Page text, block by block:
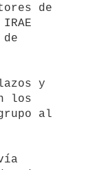
y
los
al